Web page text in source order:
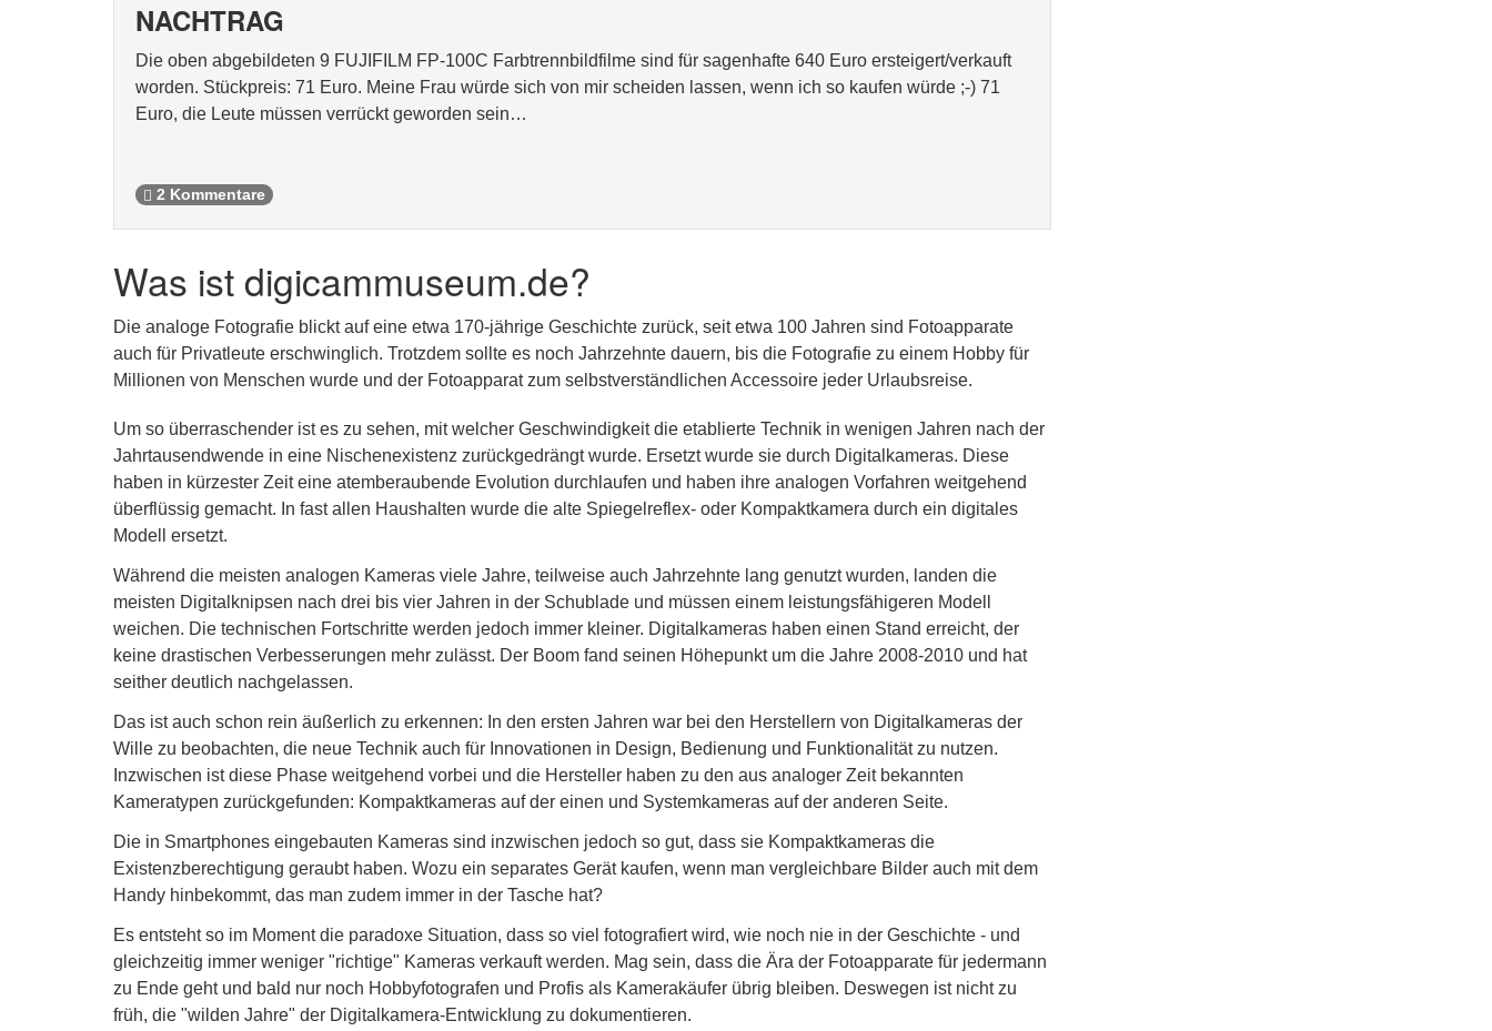
NACHTRAG
Die oben abgebildeten 9 FUJIFILM FP-100C Farbtrennbildfilme sind für sagenhafte 640 Euro ersteigert/verkauft
worden. Stückpreis: 71 Euro. Meine Frau würde sich von mir scheiden lassen, wenn ich so kaufen würde ;-) 71
Euro, die Leute müssen verrückt geworden sein…
2 Kommentare
Was ist digicammuseum.de?
Die analoge Fotografie blickt auf eine etwa 170-jährige Geschichte zurück, seit etwa 100 Jahren sind Fotoapparate
auch für Privatleute erschwinglich. Trotzdem sollte es noch Jahrzehnte dauern, bis die Fotografie zu einem Hobby für
Millionen von Menschen wurde und der Fotoapparat zum selbstverständlichen Accessoire jeder Urlaubsreise.
Um so überraschender ist es zu sehen, mit welcher Geschwindigkeit die etablierte Technik in wenigen Jahren nach der
Jahrtausendwende in eine Nischenexistenz zurückgedrängt wurde. Ersetzt wurde sie durch Digitalkameras. Diese
haben in kürzester Zeit eine atemberaubende Evolution durchlaufen und haben ihre analogen Vorfahren weitgehend
überflüssig gemacht. In fast allen Haushalten wurde die alte Spiegelreflex- oder Kompaktkamera durch ein digitales
Modell ersetzt.
Während die meisten analogen Kameras viele Jahre, teilweise auch Jahrzehnte lang genutzt wurden, landen die
meisten Digitalknipsen nach drei bis vier Jahren in der Schublade und müssen einem leistungsfähigeren Modell
weichen. Die technischen Fortschritte werden jedoch immer kleiner. Digitalkameras haben einen Stand erreicht, der
keine drastischen Verbesserungen mehr zulässt. Der Boom fand seinen Höhepunkt um die Jahre 2008-2010 und hat
seither deutlich nachgelassen.
Das ist auch schon rein äußerlich zu erkennen: In den ersten Jahren war bei den Herstellern von Digitalkameras der
Wille zu beobachten, die neue Technik auch für Innovationen in Design, Bedienung und Funktionalität zu nutzen.
Inzwischen ist diese Phase weitgehend vorbei und die Hersteller haben zu den aus analoger Zeit bekannten
Kameratypen zurückgefunden: Kompaktkameras auf der einen und Systemkameras auf der anderen Seite.
Die in Smartphones eingebauten Kameras sind inzwischen jedoch so gut, dass sie Kompaktkameras die
Existenzberechtigung geraubt haben. Wozu ein separates Gerät kaufen, wenn man vergleichbare Bilder auch mit dem
Handy hinbekommt, das man zudem immer in der Tasche hat?
Es entsteht so im Moment die paradoxe Situation, dass so viel fotografiert wird, wie noch nie in der Geschichte - und
gleichzeitig immer weniger "richtige" Kameras verkauft werden. Mag sein, dass die Ära der Fotoapparate für jedermann
zu Ende geht und bald nur noch Hobbyfotografen und Profis als Kamerakäufer übrig bleiben. Deswegen ist nicht zu
früh, die "wilden Jahre" der Digitalkamera-Entwicklung zu dokumentieren.